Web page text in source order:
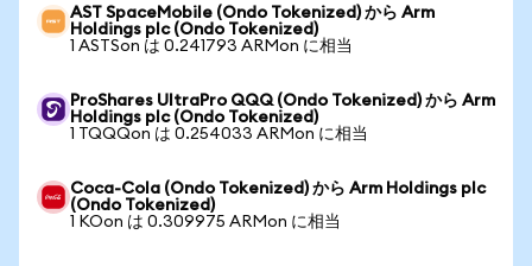
AST SpaceMobile (Ondo Tokenized) から Arm
Holdings plc (Ondo Tokenized)
1 ASTSon は 0.241793 ARMon に相当
ProShares UltraPro QQQ (Ondo Tokenized) から Arm
Holdings plc (Ondo Tokenized)
1 TQQQon は 0.254033 ARMon に相当
Coca-Cola (Ondo Tokenized) から Arm Holdings plc
(Ondo Tokenized)
1 KOon は 0.309975 ARMon に相当